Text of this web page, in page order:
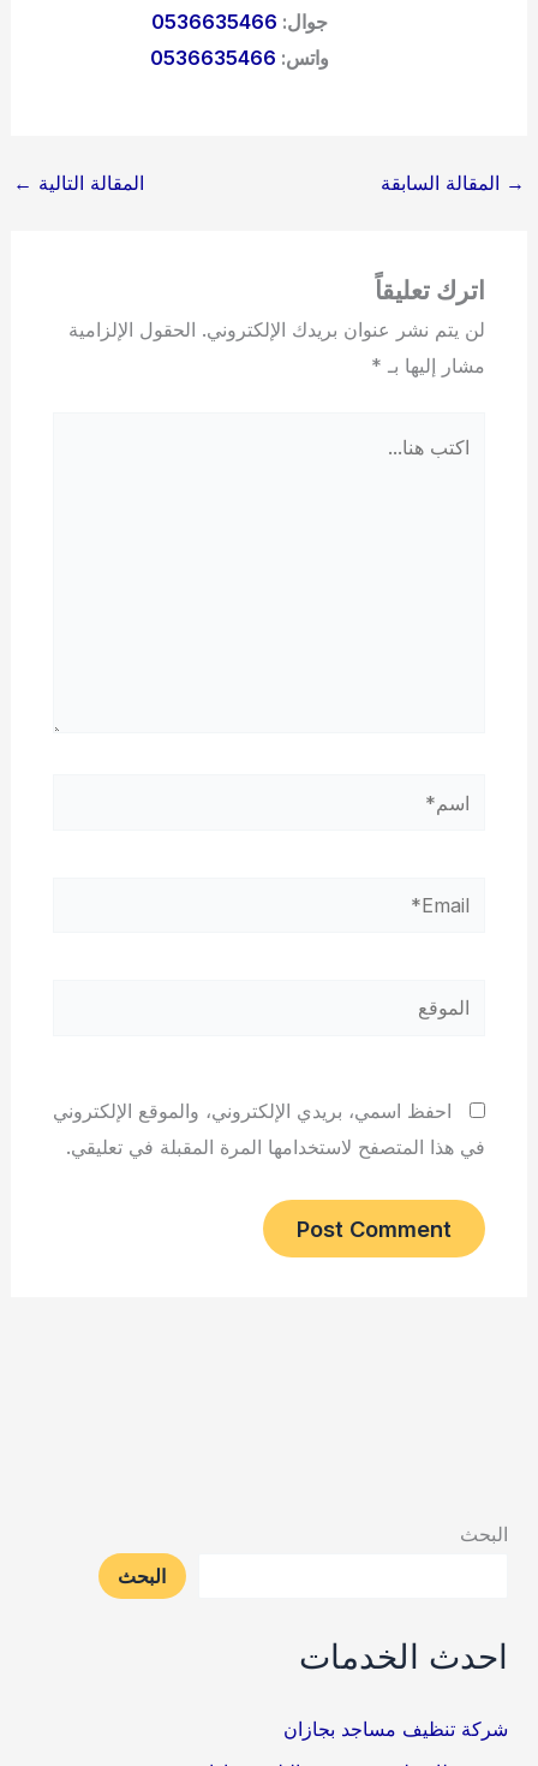
جوال: 0536635466
واتس: 0536635466
→ المقالة السابقة المقالة التالية ←
اترك تعليقاً
لن يتم نشر عنوان بريدك الإلكتروني. الحقول الإلزامية
مشار إليها بـ *
اسم*
Email*
الموقع
احفظ اسمي، بريدي الإلكتروني، والموقع الإلكتروني
في هذا المتصفح لاستخدامها المرة المقبلة في تعليقي.
البحث
البحث
احدث الخدمات
شركة تنظيف مساجد بجازان